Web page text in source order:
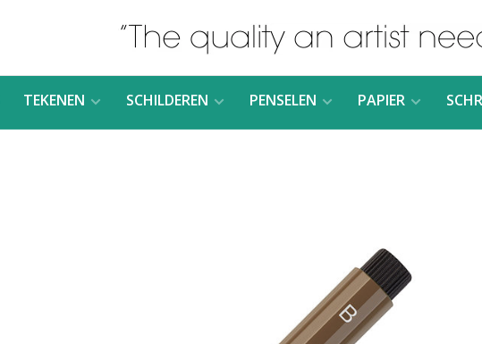
TEKENEN SCHILDEREN PENSELEN PAPIER